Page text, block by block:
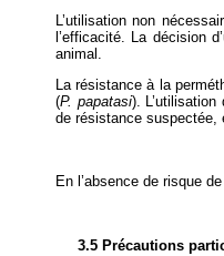
L’utilisation non
l’efficacité. La décision
animal.
La résistance à la
(P. papatasi).
de résistance suspectée,
En l’absence de risque
3.5 Précautions